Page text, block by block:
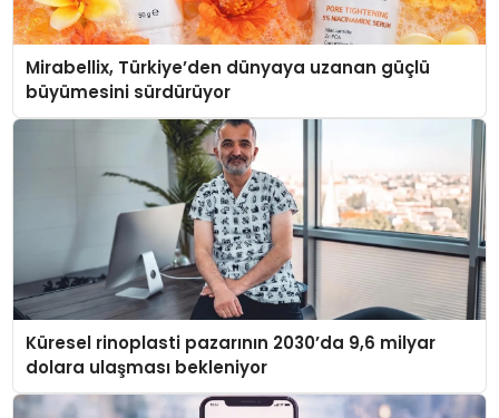
Mirabellix, Türkiye’den dünyaya uzanan güçlü
büyümesini sürdürüyor
Küresel rinoplasti pazarının 2030’da 9,6 milyar
dolara ulaşması bekleniyor